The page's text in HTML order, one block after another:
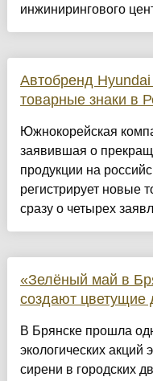
инжинирингового
Автобренд
товарные знаки в
Южнокорейская
заявившая о
продукции на
регистрирует новые
сразу о четырех
«Зелёный май в
создают цветущие
В Брянске прошла
экологических
сирени в городских